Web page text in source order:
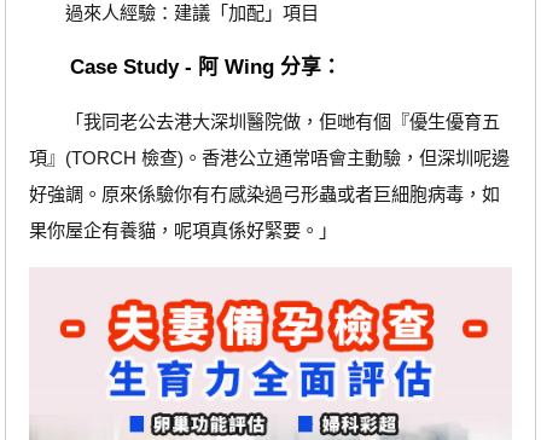
過來人經驗：建議「加配」項目
Case Study - 阿 Wing 分享：
「我同老公去港大深圳醫院做，佢哋有個『優生優育五
項』(TORCH 檢查)。香港公立通常唔會主動驗，但深圳呢邊
好強調。原來係驗你有冇感染過弓形蟲或者巨細胞病毒，如
果你屋企有養貓，呢項真係好緊要。」